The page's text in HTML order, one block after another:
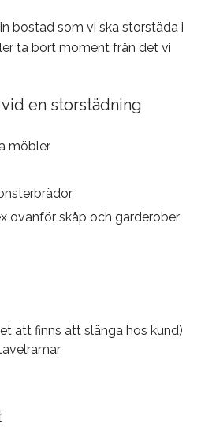
bostad som vi ska storstäda i
ta bort moment från det vi
en storstädning
möbler
ovanför skåp och garderober
att finns att slänga hos kund)